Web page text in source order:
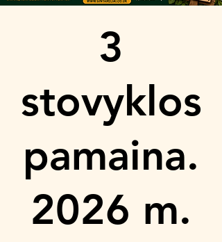
3
stovyklos
pamaina.
2026 m.